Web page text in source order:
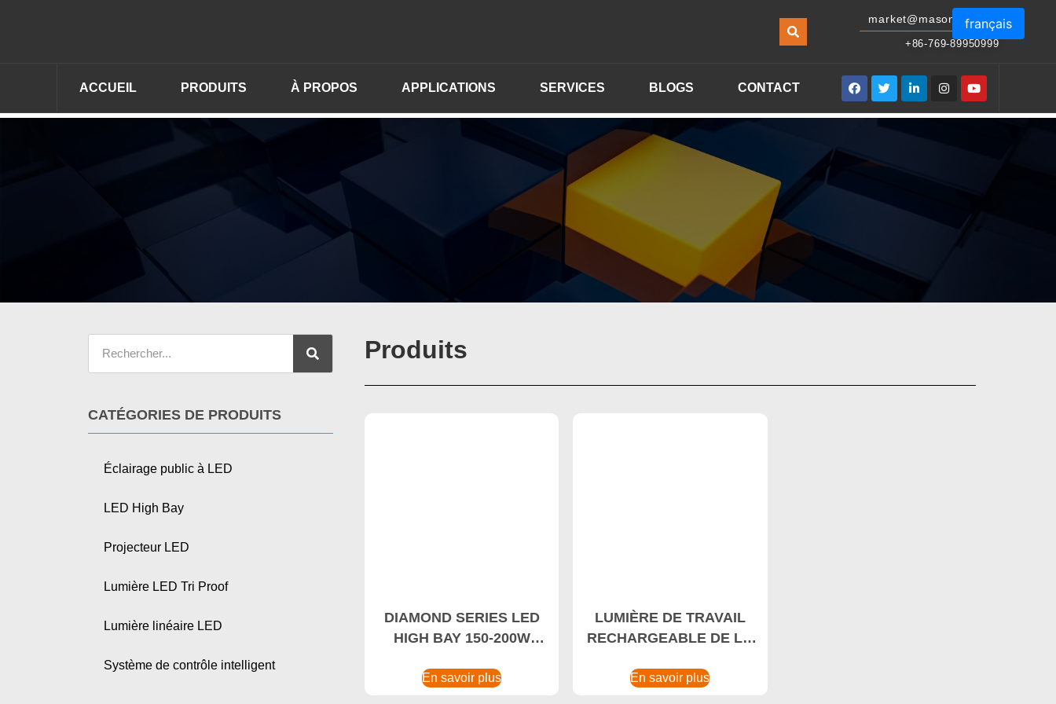
market@masonled.com
+86-769-89950999
ACCUEIL PRODUITS À PROPOS APPLICATIONS SERVICES BLOGS CONTACT
CATÉGORIES DE PRODUITS
Éclairage public à LED
LED High Bay
Projecteur LED
Lumière LED Tri Proof
Lumière linéaire LED
Système de contrôle intelligent
Produits
DIAMOND SERIES LED
HIGH BAY 150-200W
étanche et antichoc,
En savoir plus
LUMIÈRE DE TRAVAIL
RECHARGEABLE DE LA
HIGH BAY 80-100W, lampe
En savoir plus
français